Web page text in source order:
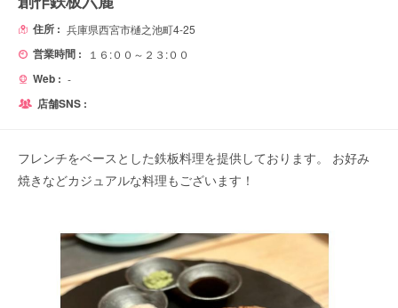
住所 : 兵庫県西宮市樋之池町4-25
営業時間 : １６:００～２３:００
Web : -
店舗SNS :
フレンチをベースとした鉄板料理を提供しております。 お好み
焼きなどカジュアルな料理もございます！